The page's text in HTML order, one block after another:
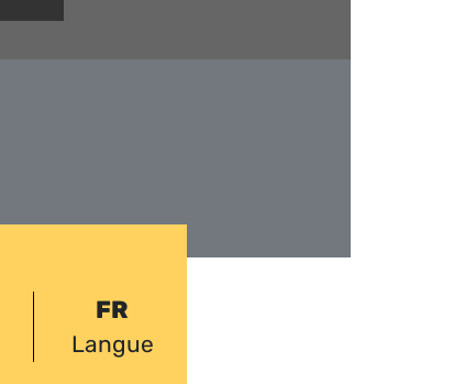
FR
Langue